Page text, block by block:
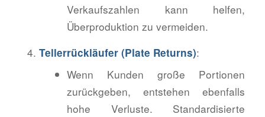
Verkaufszahlen kann helfen,
Überproduktion zu vermeiden.
Tellerrückläufer (Plate Returns):
Wenn Kunden große Portionen
zurückgeben, entstehen ebenfalls
hohe Verluste. Standardisierte